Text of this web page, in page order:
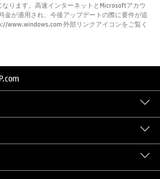
ります。高速インターネットとMicrosoftアカウ
金が適用され、今後アップデートの際に要件が追
www.windows.com 外部リンクアイコンをご覧く